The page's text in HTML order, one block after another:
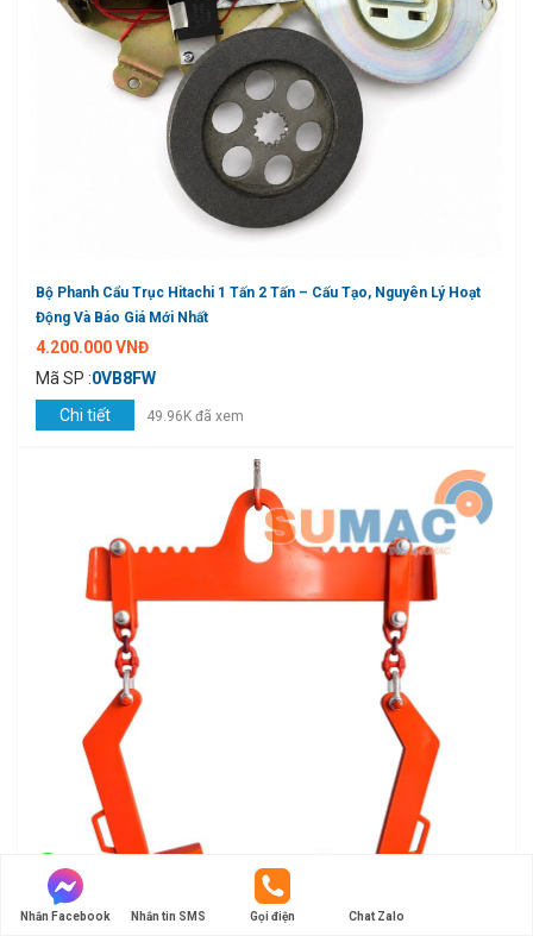
Bộ Phanh Cẩu Trục Hitachi 1 Tấn 2 Tấn – Cấu Tạo, Nguyên Lý Hoạt
Động Và Báo Giá Mới Nhất
4.200.000 VNĐ
Mã SP :0VB8FW
Chi tiết
49.96K đã xem
Nhắn Facebook Nhắn tin SMS Gọi điện Chat Zalo